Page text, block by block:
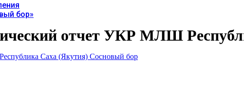
бор»
отчет УКР МЛШ
Саха (Якутия) Сосновый бор